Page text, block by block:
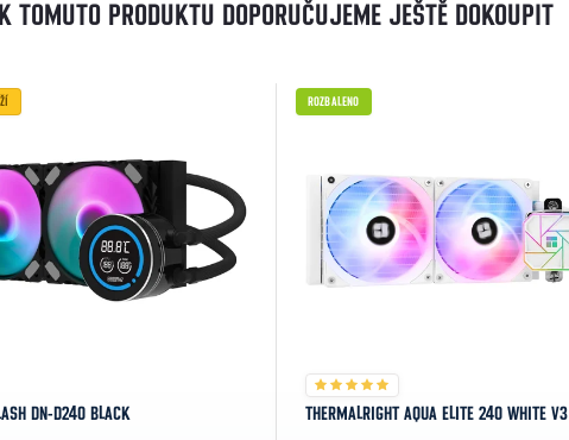
K TOMUTO PRODUKTU DOPORUČUJEME JEŠTĚ DOKOUPIT
DN-D240 BLACK
ROZBALENO
THERMALRIGHT AQUA ELITE 240 WHITE V3